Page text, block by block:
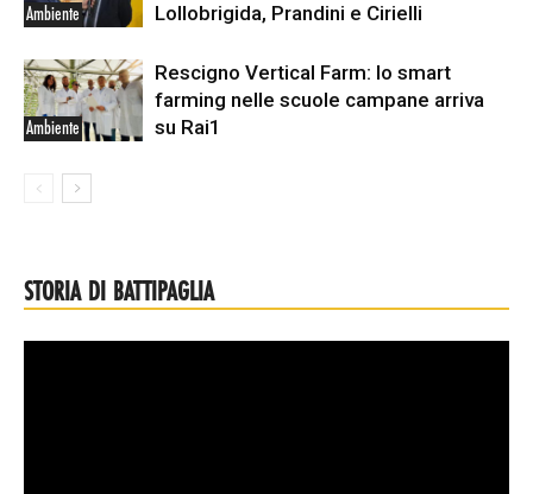
Ambiente
Lollobrigida, Prandini e Cirielli
Ambiente
Rescigno Vertical Farm: lo smart
farming nelle scuole campane arriva
su Rai1
STORIA DI BATTIPAGLIA